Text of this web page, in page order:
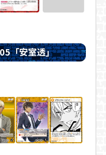
「安室透」